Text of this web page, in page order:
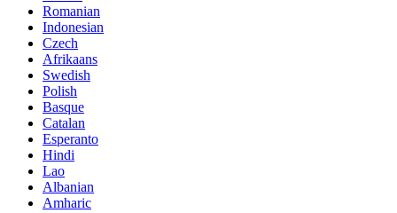
Romanian
Indonesian
Czech
Afrikaans
Swedish
Polish
Basque
Catalan
Esperanto
Hindi
Lao
Albanian
Amharic